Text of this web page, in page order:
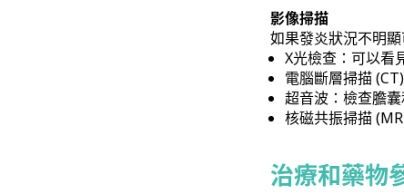
影像掃描
如果發炎狀況不明
X光檢查：可以看
電腦斷層掃描
超音波：檢查膽
核磁共振掃描
治療和藥物